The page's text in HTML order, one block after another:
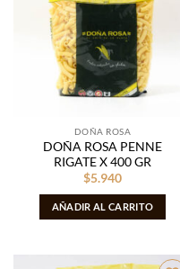
lista de
deseos
DOÑA ROSA
DOÑA ROSA PENNE
RIGATE X 400 GR
$5.940
AÑADIR AL CARRITO